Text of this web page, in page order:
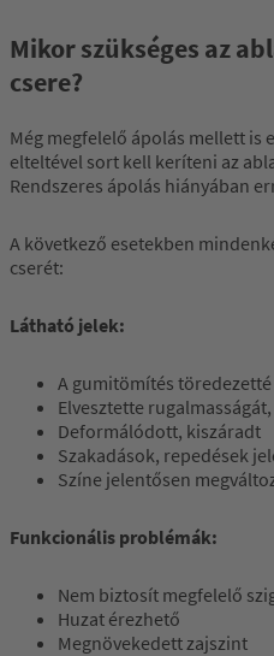
Mikor szükséges az
csere?
Még megfelelő ápolás mellett is
elteltével sort kell keríteni az
Rendszeres ápolás hiányában
A következő esetekben
cserét:
Látható jelek:
A gumitömítés
Elvesztette
Deformálódott, kiszáradt
Szakadások, repedések
Színe jelentősen
Funkcionális problémák:
Nem biztosít megfelelő
Huzat érezhető
Megnövekedett zajszint